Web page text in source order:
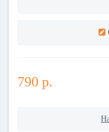
790 р.